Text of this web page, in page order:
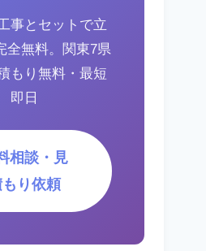
事とセットで立
全無料。関東7県
もり無料・最短
即日
相談・見
り依頼